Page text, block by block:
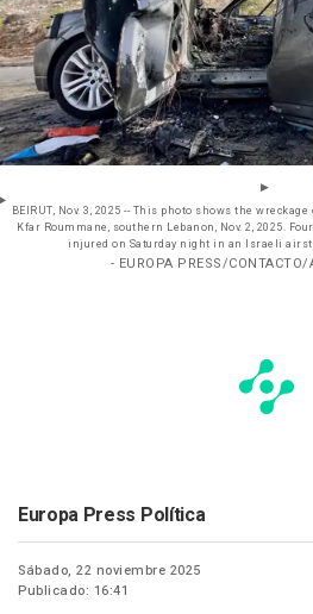
BEIRUT, Nov. 3, 2025 -- This photo shows the wreckage of a car bombed by an Israeli drone in
Kfar Roummane, southern Lebanon, Nov. 2, 2025. Four people were killed and three others
injured on Saturday night in an Israeli
- EUROPA PRESS/
Europa Press Política
Sábado, 22 noviembre 2025
Publicado: 16:41